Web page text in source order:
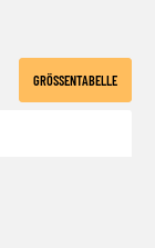
GRÖSSENTABELLE